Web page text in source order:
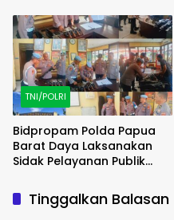
Debu
TNI/POLRI
Bidpropam Polda Papua
Barat Daya Laksanakan
Sidak Pelayanan Publik
di Polsek Salawati
Tinggalkan Balasan